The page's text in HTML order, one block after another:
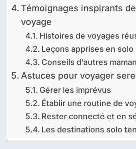
Témoignages inspirants
voyage
Histoires de voyages
Leçons apprises en solo
Conseils d’autres
Astuces pour voyager
Gérer les imprévus
Établir une routine de
Rester connecté et en
Les destinations solo